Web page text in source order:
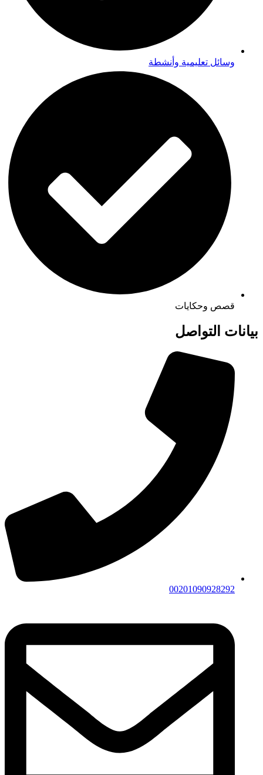
وسائل تعليمية وأنشطة
قصص وحكايات
بيانات التواصل
00201090928292